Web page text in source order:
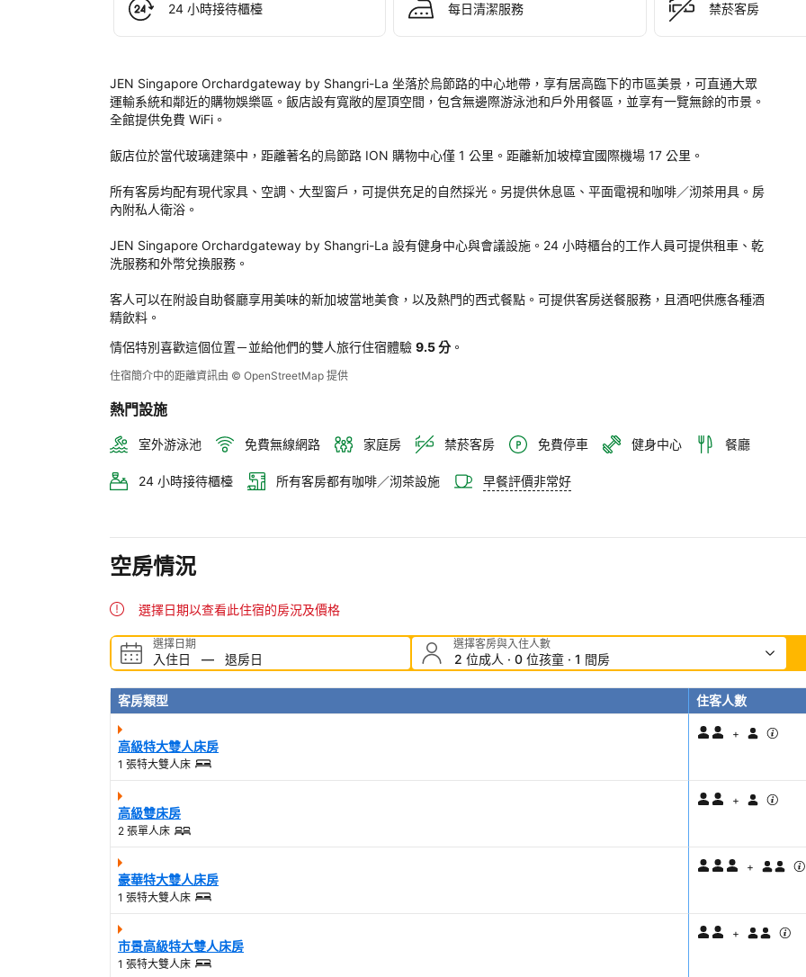
Shangri-
La
評
定。
24 小時接待櫃檯 每日清潔服務 禁菸客房
JEN Singapore Orchardgateway by Shangri-La 坐落於烏節路的中心地帶，享有居高臨下的市區美景，可直通大眾
運輸系統和鄰近的購物娛樂區。飯店設有寬敞的屋頂空間，包含無邊際游泳池和戶外用餐區，並享有一覽無餘的市景。
全館提供免費 WiFi。
飯店位於當代玻璃建築中，距離著名的烏節路 ION 購物中心僅 1 公里。距離新加坡樟宜國際機場 17 公里。
所有客房均配有現代家具、空調、大型窗戶，可提供充足的自然採光。另提供休息區、平面電視和咖啡／沏茶用具。房
內附私人衛浴。
JEN Singapore Orchardgateway by Shangri-La 設有健身中心與會議設施。24 小時櫃台的工作人員可提供租車、乾
洗服務和外幣兌換服務。
客人可以在附設自助餐廳享用美味的新加坡當地美食，以及熱門的西式餐點。可提供客房送餐服務，且酒吧供應各種酒
精飲料。
情侶特別喜歡這個位置－並給他們的雙人旅行住宿體驗 9.5 分 。
住宿簡介中的距離資訊由 © OpenStreetMap 提供
熱門設施
室外游泳池 免費無線網路 家庭房 禁菸客房 免費停車 健身中心 餐廳
24 小時接待櫃檯 所有客房都有咖啡／沏茶設施 早餐評價非常好
空房情況
選擇日期以查看此住宿的房況及價格
選擇日期
入住日 — 退房日
選擇客房與入住人數
2 位成人 · 0 位孩童 · 1 間房
客房類型 住客人數
高級特大雙人床房
1 張特大雙人床
+
高級雙床房
2 張單人床
+
豪華特大雙人床房
1 張特大雙人床
+
市景高級特大雙人床房
1 張特大雙人床
+